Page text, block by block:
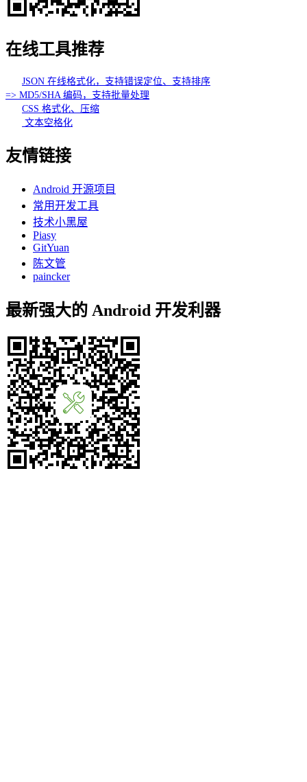
在线工具推荐
JSON 在线格式化，支持错误定位、支持排序
=> MD5/SHA 编码，支持批量处理
CSS 格式化、压缩
文本空格化
友情链接
Android 开源项目
常用开发工具
技术小黑屋
Piasy
GitYuan
陈文管
paincker
最新强大的 Android 开发利器